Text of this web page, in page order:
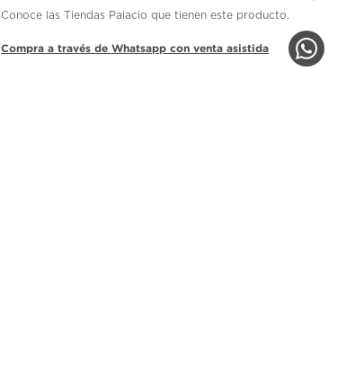
Conoce las Tiendas Palacio que tienen este producto.
Compra a través de Whatsapp con venta asistida